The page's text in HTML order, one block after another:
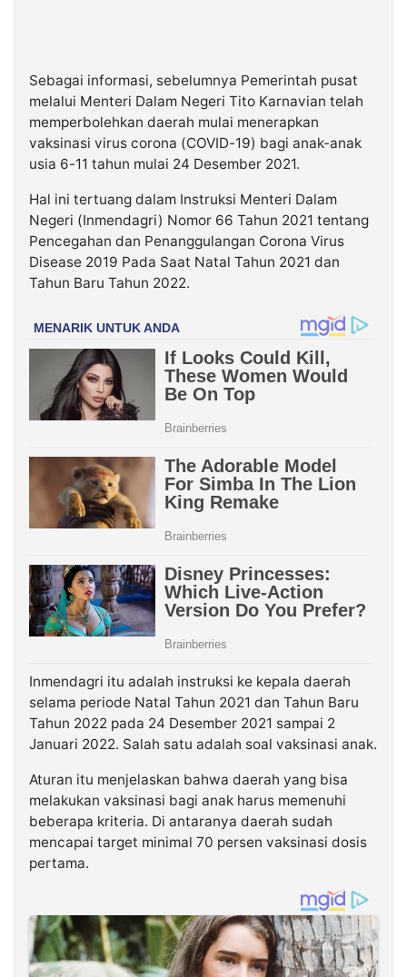
Sebagai informasi, sebelumnya Pemerintah pusat
melalui Menteri Dalam Negeri Tito Karnavian telah
memperbolehkan daerah mulai menerapkan
vaksinasi virus corona (COVID-19) bagi anak-anak
usia 6-11 tahun mulai 24 Desember 2021.
Hal ini tertuang dalam Instruksi Menteri Dalam
Negeri (Inmendagri) Nomor 66 Tahun 2021 tentang
Pencegahan dan Penanggulangan Corona Virus
Disease 2019 Pada Saat Natal Tahun 2021 dan
Tahun Baru Tahun 2022.
Inmendagri itu adalah instruksi ke kepala daerah
selama periode Natal Tahun 2021 dan Tahun Baru
Tahun 2022 pada 24 Desember 2021 sampai 2
Januari 2022. Salah satu adalah soal vaksinasi anak.
Aturan itu menjelaskan bahwa daerah yang bisa
melakukan vaksinasi bagi anak harus memenuhi
beberapa kriteria. Di antaranya daerah sudah
mencapai target minimal 70 persen vaksinasi dosis
pertama.